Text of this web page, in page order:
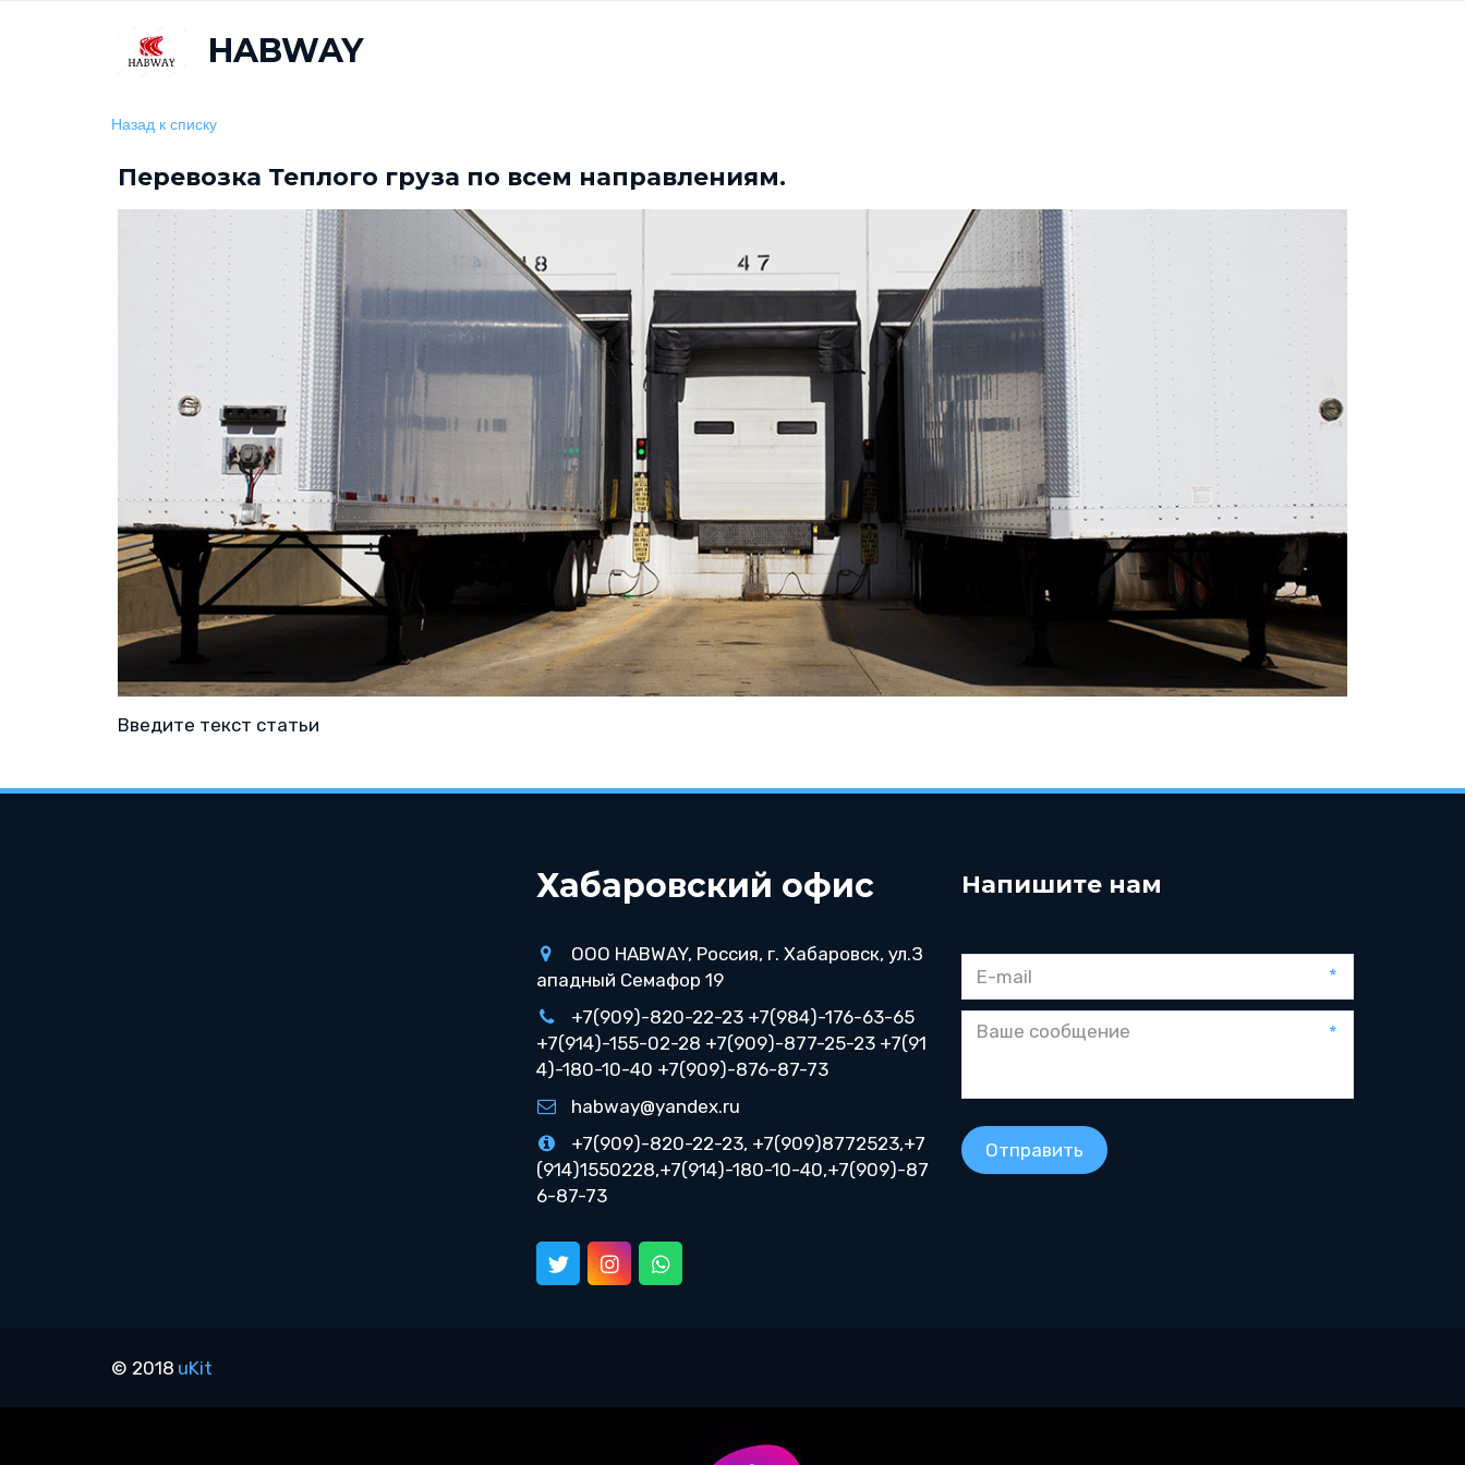
HABWAY
Назад к списку
Перевозка Теплого груза по всем направлениям.
Введите текст статьи
Хабаровский офис
ООО HABWAY, Россия, г. Хабаровск, ул.З
ападный Семафор 19
+7(909)-820-22-23 +7(984)-176-63-65
+7(914)-155-02-28 +7(909)-877-25-23 +7(91
4)-180-10-40 +7(909)-876-87-73
habway@yandex.ru
+7(909)-820-22-23, +7(909)8772523,+7
(914)1550228,+7(914)-180-10-40,+7(909)-87
6-87-73
Напишите нам
*
*
Отправить
© 2018 uKit